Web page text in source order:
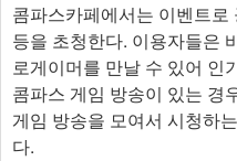
콤파스카페에서는 이벤트
등을 초청한다. 이용자들은
로게이머를 만날 수 있어 인
콤파스 게임 방송이 있는 경
게임 방송을 모여서 시청하
다.